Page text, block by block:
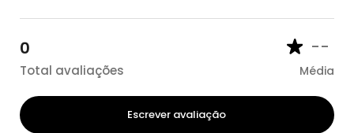
0
Total avaliações
--
Média
Escrever avaliação